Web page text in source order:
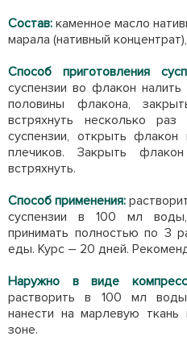
Состав: каменное масло
марала (нативный
Способ приготовления
суспензии во флакон
половины флакона,
встряхнуть несколько
суспензии, открыть
плечиков. Закрыть
встряхнуть.
Способ применения:
суспензии в 100 мл воды,
принимать полностью по 3
еды. Курс – 20 дней.
Наружно в виде
растворить в 100 мл
нанести на марлевую
зоне.